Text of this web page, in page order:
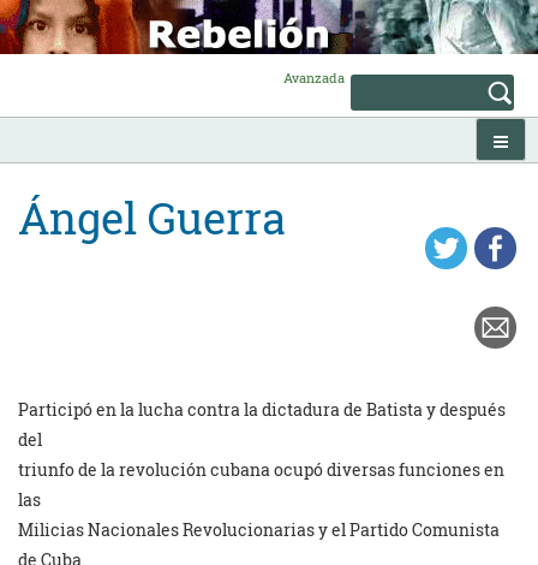
Skip
to
content
Avanzada
Ángel Guerra
Participó en la lucha contra la dictadura de Batista y después
del
triunfo de la revolución cubana ocupó diversas funciones en
las
Milicias Nacionales Revolucionarias y el Partido Comunista
de Cuba.